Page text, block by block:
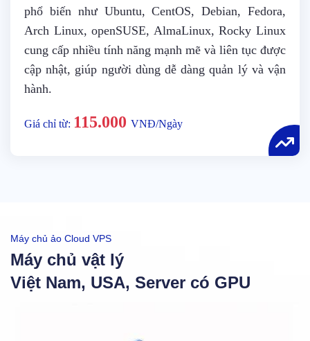
phổ biến như Ubuntu, CentOS, Debian, Fedora,
Arch Linux, openSUSE, AlmaLinux, Rocky Linux
cung cấp nhiều tính năng mạnh mẽ và liên tục được
cập nhật, giúp người dùng dễ dàng quản lý và vận
hành.
Giá chỉ từ: 115.000 VNĐ/Ngày
Máy chủ ảo Cloud VPS
Máy chủ vật lý
Việt Nam, USA, Server có GPU